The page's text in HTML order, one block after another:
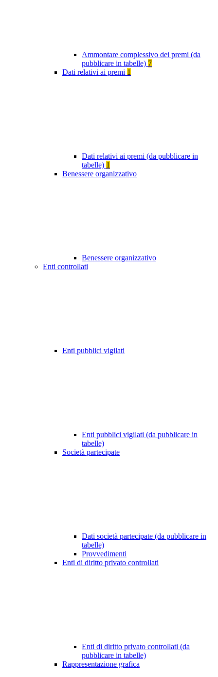
Ammontare complessivo dei premi (da
pubblicare in tabelle) 7
Dati relativi ai premi 1
Dati relativi ai premi (da pubblicare in
tabelle) 1
Benessere organizzativo
Benessere organizzativo
Enti controllati
Enti pubblici vigilati
Enti pubblici vigilati (da pubblicare in
tabelle)
Società partecipate
Dati società partecipate (da pubblicare in
tabelle)
Provvedimenti
Enti di diritto privato controllati
Enti di diritto privato controllati (da
pubblicare in tabelle)
Rappresentazione grafica